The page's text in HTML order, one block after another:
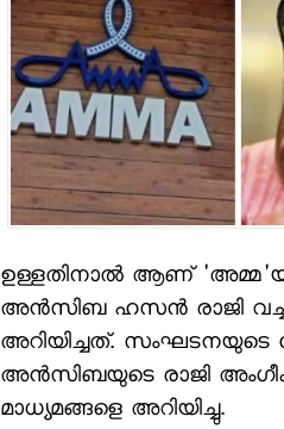
ഉള്ളതിനാല്‍ ആണ് 'അമ്മ'യുടെ
അന്‍സിബ ഹസന്‍ രാജി
അറിയിച്ചത്. സംഘടനയുടെ
അന്‍സിബയുടെ രാജി
മാധ്യമങ്ങളെ അറിയിച്ചു.